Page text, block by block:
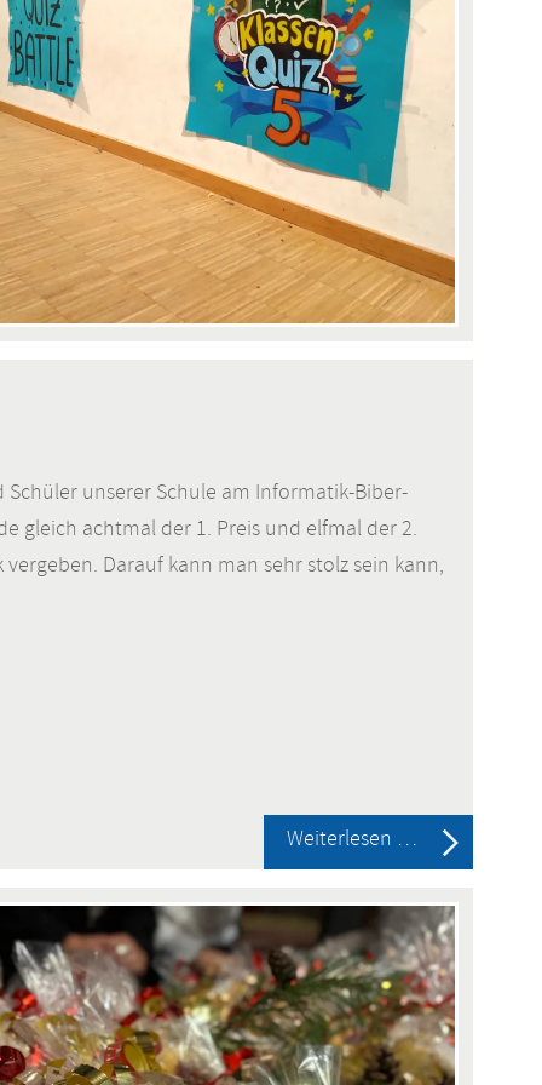
unserer Schule am Informatik-Biber-
gleich achtmal der 1. Preis und elfmal der 2.
Darauf kann man sehr stolz sein kann,
Weiterlesen … Erfolg
in
Informatik!